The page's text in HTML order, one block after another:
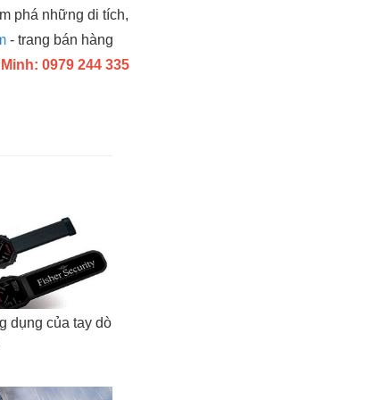
phá những di tích,
- trang bán hàng
0979 244 335
dụng của tay dò